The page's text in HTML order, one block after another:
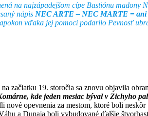
na najzápadejšom cípe Bastiónu madony
nápis NEC ARTE – NEC MARTE =
vďaka jej pomoci podarilo Pevnosť
začiatku 19. storočia sa znovu objavila
kde jeden mesiac býval v Zichyho
opevnenia za mestom, ktoré boli
a Dunaja boli vybudované ďalšie